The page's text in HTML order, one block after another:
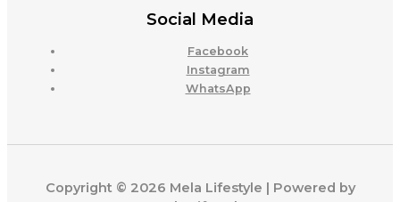
Social Media
Facebook
Instagram
WhatsApp
Copyright © 2026 Mela Lifestyle | Powered by